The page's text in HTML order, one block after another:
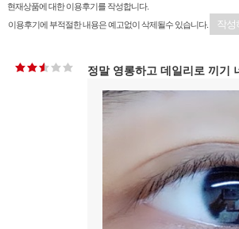
현재상품에 대한 이용후기를 작성합니다.
이용후기에 부적절한 내용은 예고없이 삭제될수 있습니다.
작성
정말 영롱하고 데일리로 끼기